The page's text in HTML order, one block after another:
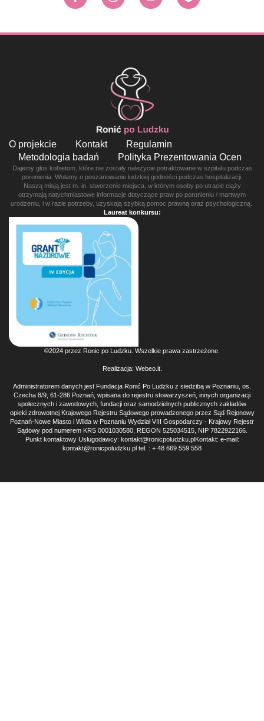
O projekcie Kontakt
Regulamin
Metodologia badań
Polityka Prezentowania Ocen
Dajemy głos kobietom, które nie zostały należycie potraktowane w szpitalu podczas
poronienia. Wołamy o poszanowanie ludzkiej godności podczas hospitalizacji.
Naszą misją jest m. in. stworzenie miejsca, w którym osoby po utracie ciąży
otrzymają natychmiastowe informacje dotyczące praw po poronieniu / martwym
urodzeniu, i w razie potrzeby, uzyskają szybką pomoc prawną oraz psychologiczną.
Laureat konkursu:
©2024 przez Ronic po Ludzku. Wszelkie prawa zastrzeżone.
Realizacja: Webeo.it.
Administratorem danych jest Fundacja Ronić Po Ludzku z siedzibą w Poznaniu, os.
Czecha 8/9, 61-286 Poznań, wpisana do rejestru stowarzyszeń, innych organizacji
społecznych i zawodowych, fundacji oraz samodzielnych publicznych zakładów
opieki zdrowotnej Krajowego Rejestru Sądowego prowadzonego przez Sąd Rejonowy
Poznań-Nowe Miasto i Wilda w Poznaniu Wydział VIII Gospodarczy - Krajowy Rejestr
Sądowy pod numerem KRS 0001030580, REGON 525034515, NIP 7822922166.
Punkt kontaktowy Usługodawcy: kontakt@ronicpoludzku.plKontakt: e-mail:
kontakt@ronicpoludzku.pl tel. : + 48 669 559 558